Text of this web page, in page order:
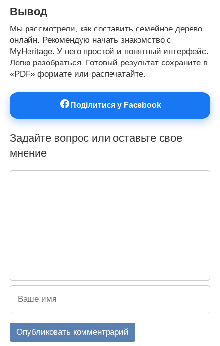
Вывод
Мы рассмотрели, как составить семейное дерево
онлайн. Рекомендую начать знакомство с
MyHeritage. У него простой и понятный интерфейс.
Легко разобраться. Готовый результат сохраните в
«PDF» формате или распечатайте.
Поділитися у Facebook
Задайте вопрос или оставьте свое
мнение